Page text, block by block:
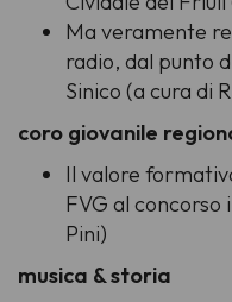
Ma veramente
radio, dal punto
Sinico (a cura di
coro giovanile
Il valore
FVG al concorso
Pini)
musica & storia